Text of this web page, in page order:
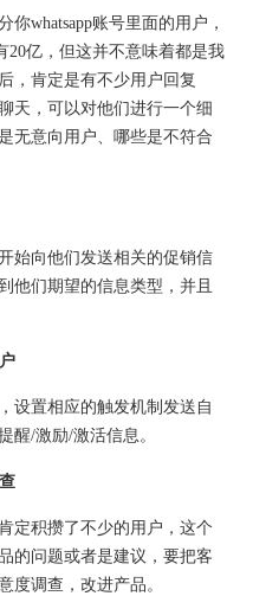
whatsapp账号里面的用户，
20亿，但这并不意味着都是我
，肯定是有不少用户回复
天，可以对他们进行一个细
无意向用户、哪些是不符合
向他们发送相关的促销信
他们期望的信息类型，并且
置相应的触发机制发送自
醒/激励/激活信息。
积攒了不少的用户，这个
的问题或者是建议，要把客
度调查，改进产品。